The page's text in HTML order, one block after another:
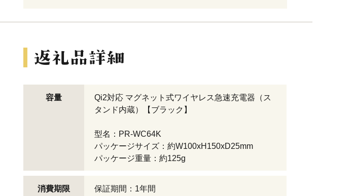
容量
Qi2対応 マグネット式ワイヤレス急速充電器（ス
タンド内蔵）【ブラック】
型名：PR-WC64K
パッケージサイズ：約W100xH150xD25mm
パッケージ重量：約125g
消費期限 保証期間：1年間